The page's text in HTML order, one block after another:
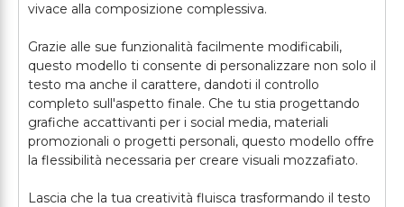
vivace alla composizione complessiva.
Grazie alle sue funzionalità facilmente modificabili,
questo modello ti consente di personalizzare non solo il
testo ma anche il carattere, dandoti il controllo
completo sull'aspetto finale. Che tu stia progettando
grafiche accattivanti per i social media, materiali
promozionali o progetti personali, questo modello offre
la flessibilità necessaria per creare visuali mozzafiato.
Lascia che la tua creatività fluisca trasformando il testo